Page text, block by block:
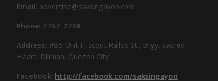
Email: advertise@saksingayon.com
Phone: 7757-2769
Address:#85 Unit F, Scout Rallos St., Brgy. Sacred
Heart, Diliman, Quezon City
Facebook: http://facebook.com/saksingayon